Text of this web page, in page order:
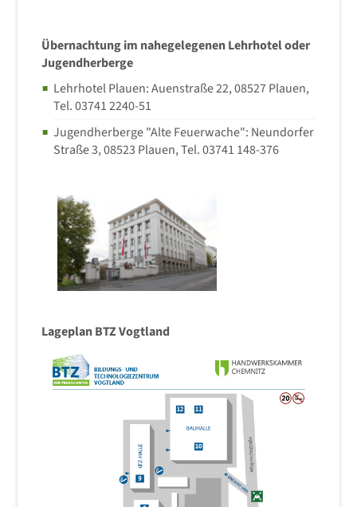
Übernachtung im nahegelegenen Lehrhotel oder
Jugendherberge
Lehrhotel Plauen: Auenstraße 22, 08527 Plauen,
Tel. 03741 2240-51
Jugendherberge "Alte Feuerwache": Neundorfer
Straße 3, 08523 Plauen, Tel. 03741 148-376
Lageplan BTZ Vogtland